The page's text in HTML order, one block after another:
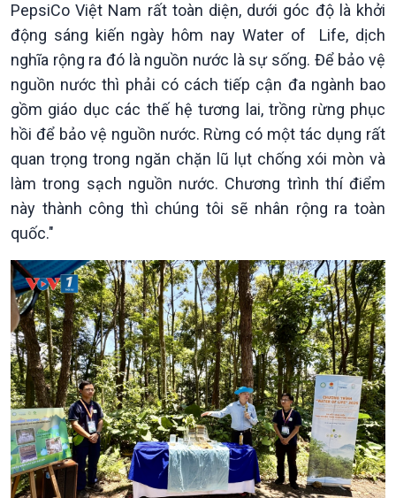
Xã hội
Tin Đời sống & Xã hội
360 độ Sức khỏe
Chuyển đổi Xanh
Tài nguyên và Môi trường
Chuyên gia của bạn
Xã hội chuyển động
Bước chân đến trường
Khoa học & Công nghệ
Tin Khoa học & Công nghệ
Kết nối công nghệ
Sống chung với biến đổi
khí hậu
PepsiCo Việt Nam rất toàn diện, dưới góc độ là khởi
động sáng kiến ngày hôm nay Water of Life, dịch
nghĩa rộng ra đó là nguồn nước là sự sống. Để bảo vệ
nguồn nước thì phải có cách tiếp cận đa ngành bao
gồm giáo dục các thế hệ tương lai, trồng rừng phục
hồi để bảo vệ nguồn nước. Rừng có một tác dụng rất
quan trọng trong ngăn chặn lũ lụt chống xói mòn và
làm trong sạch nguồn nước. Chương trình thí điểm
này thành công thì chúng tôi sẽ nhân rộng ra toàn
quốc."